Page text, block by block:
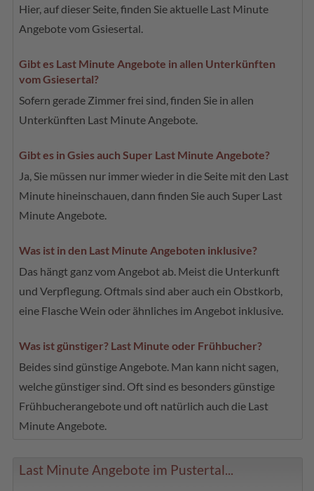
Hier, auf dieser Seite, finden Sie aktuelle Last Minute
Angebote vom Gsiesertal.
Gibt es Last Minute Angebote in allen Unterkünften
vom Gsiesertal?
Sofern gerade Zimmer frei sind, finden Sie in allen
Unterkünften Last Minute Angebote.
Gibt es in Gsies auch Super Last Minute Angebote?
Ja, Sie müssen nur immer wieder in die Seite mit den Last
Minute hineinschauen, dann finden Sie auch Super Last
Minute Angebote.
Was ist in den Last Minute Angeboten inklusive?
Das hängt ganz vom Angebot ab. Meist die Unterkunft
und Verpflegung. Oftmals sind aber auch ein Obstkorb,
eine Flasche Wein oder ähnliches im Angebot inklusive.
Was ist günstiger? Last Minute oder Frühbucher?
Beides sind günstige Angebote. Man kann nicht sagen,
welche günstiger sind. Oft sind es besonders günstige
Frühbucherangebote und oft natürlich auch die Last
Minute Angebote.
Last Minute Angebote im Pustertal...